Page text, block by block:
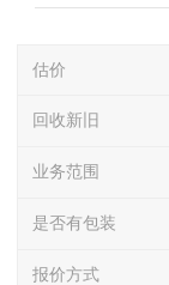
估价
回收新旧
业务范围
是否有包装
报价方式